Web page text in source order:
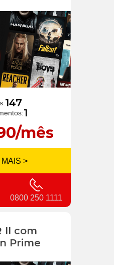
147
1
mês
>
0800 250 1111
II com
Prime